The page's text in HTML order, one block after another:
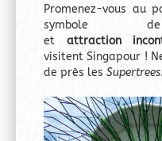
Promenez-vous au
et attraction
visitent Singapour !
de près les Supertrees.